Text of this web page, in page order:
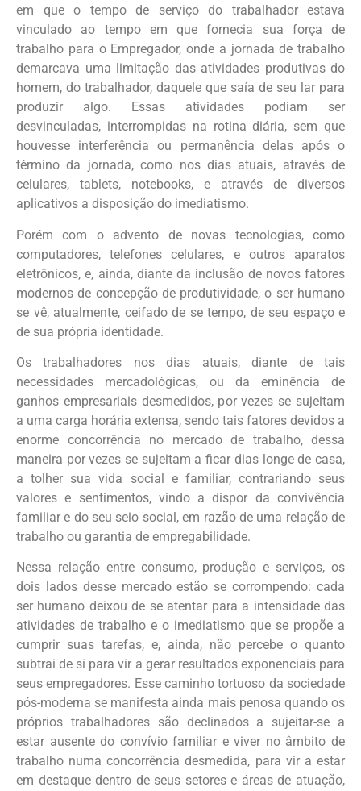
em que o tempo de serviço do trabalhador estava
vinculado ao tempo em que fornecia sua força de
trabalho para o Empregador, onde a jornada de trabalho
demarcava uma limitação das atividades produtivas do
homem, do trabalhador, daquele que saía de seu lar para
produzir algo. Essas atividades podiam ser
desvinculadas, interrompidas na rotina diária, sem que
houvesse interferência ou permanência delas após o
término da jornada, como nos dias atuais, através de
celulares, tablets, notebooks, e através de diversos
aplicativos a disposição do imediatismo.
Porém com o advento de novas tecnologias, como
computadores, telefones celulares, e outros aparatos
eletrônicos, e, ainda, diante da inclusão de novos fatores
modernos de concepção de produtividade, o ser humano
se vê, atualmente, ceifado de se tempo, de seu espaço e
de sua própria identidade.
Os trabalhadores nos dias atuais, diante de tais
necessidades mercadológicas, ou da eminência de
ganhos empresariais desmedidos, por vezes se sujeitam
a uma carga horária extensa, sendo tais fatores devidos a
enorme concorrência no mercado de trabalho, dessa
maneira por vezes se sujeitam a ficar dias longe de casa,
a tolher sua vida social e familiar, contrariando seus
valores e sentimentos, vindo a dispor da convivência
familiar e do seu seio social, em razão de uma relação de
trabalho ou garantia de empregabilidade.
Nessa relação entre consumo, produção e serviços, os
dois lados desse mercado estão se corrompendo: cada
ser humano deixou de se atentar para a intensidade das
atividades de trabalho e o imediatismo que se propõe a
cumprir suas tarefas, e, ainda, não percebe o quanto
subtrai de si para vir a gerar resultados exponenciais para
seus empregadores. Esse caminho tortuoso da sociedade
pós-moderna se manifesta ainda mais penosa quando os
próprios trabalhadores são declinados a sujeitar-se a
estar ausente do convívio familiar e viver no âmbito de
trabalho numa concorrência desmedida, para vir a estar
em destaque dentro de seus setores e áreas de atuação,